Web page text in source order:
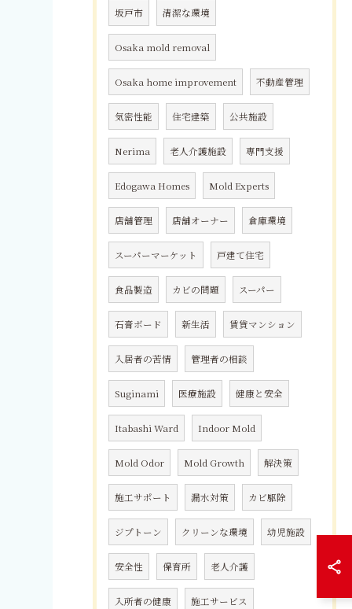
坂戸市 清潔な環境
Osaka mold removal
Osaka home improvement 不動産管理
気密性能 住宅建築 公共施設
Nerima 老人介護施設 専門支援
Edogawa Homes Mold Experts
店舗管理 店舗オーナー 倉庫環境
スーパーマーケット 戸建て住宅
食品製造 カビの問題 スーパー
石膏ボード 新生活 賃貸マンション
入居者の苦情 管理者の相談
Suginami 医療施設 健康と安全
Itabashi Ward Indoor Mold
Mold Odor Mold Growth 解決策
施工サポート 漏水対策 カビ駆除
ジプトーン クリーンな環境 幼児施設
安全性 保育所 老人介護
入所者の健康 施工サービス